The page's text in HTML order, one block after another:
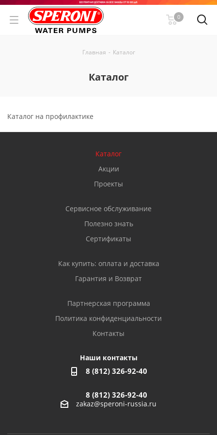
0
Главная - Каталог
Каталог
Каталог на профилактике
Каталог
Акции
Проекты
Сервисное обслуживание
Полезно знать
Сертификаты
Как купить: оплата и доставка
Гарантия и Возврат
Партнерская программа
Политика конфиденциальности
Контакты
Наши контакты
8 (812) 326-92-40
8 (812) 326-92-40
zakaz@speroni-russia.ru